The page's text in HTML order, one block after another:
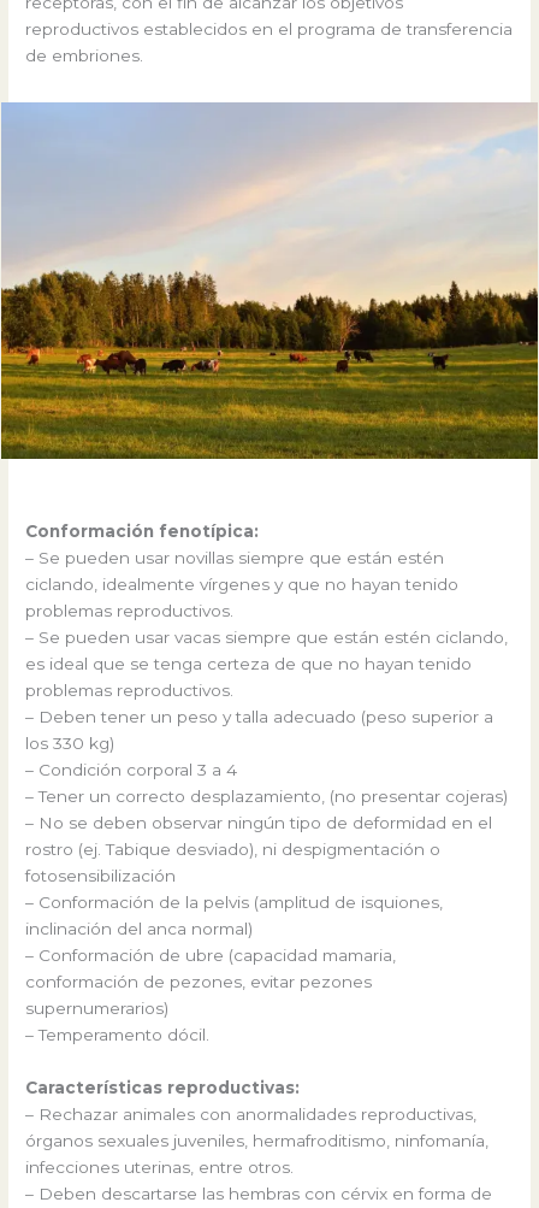
reproductivos establecidos en el programa de transferencia
de embriones.
Conformación fenotípica:
– Se pueden usar novillas siempre que están estén
ciclando, idealmente vírgenes y que no hayan tenido
problemas reproductivos.
– Se pueden usar vacas siempre que están estén ciclando,
es ideal que se tenga certeza de que no hayan tenido
problemas reproductivos.
– Deben tener un peso y talla adecuado (peso superior a
los 330 kg)
– Condición corporal 3 a 4
– Tener un correcto desplazamiento, (no presentar cojeras)
– No se deben observar ningún tipo de deformidad en el
rostro (ej. Tabique desviado), ni despigmentación o
fotosensibilización
– Conformación de la pelvis (amplitud de isquiones,
inclinación del anca normal)
– Conformación de ubre (capacidad mamaria,
conformación de pezones, evitar pezones
supernumerarios)
– Temperamento dócil.
Características reproductivas:
– Rechazar animales con anormalidades reproductivas,
órganos sexuales juveniles, hermafroditismo, ninfomanía,
infecciones uterinas, entre otros.
– Deben descartarse las hembras con cérvix en forma de